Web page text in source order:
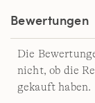
Bewertungen
Die
nicht, ob die
gekauft haben.